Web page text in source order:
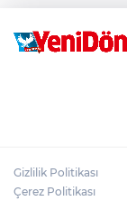
Gizlilik Politikası
Çerez Politikası